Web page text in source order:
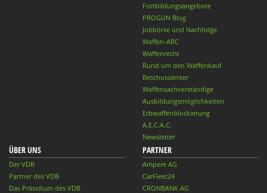
Fortbildungsangebote
PROGUN Blog
Jobbörse und Nachfolge
Waffen-ABC
Waffenrecht
Rund um den Waffenkauf
Beschussämter
Waffensachverständige
Ausbildungsmöglichkeiten
Erbwaffenblockierung
A.E.C.A.C.
Newsletter
ÜBER UNS
Der VDB
Partner des VDB
Das Präsidium des VDB
PARTNER
Ampere AG
CarFleet24
CRONBANK AG